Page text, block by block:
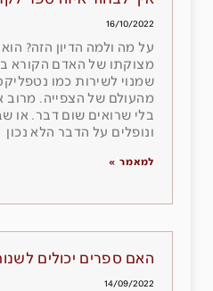
16/10/2022
על מה ולמה הדיון הזה?
מצוקתו של האדם הקורא
שמנוי לשירות כמו
מהעולם של הצפייה. מרוב
בלי שרואים שום דבר. או
ונופלים על הדבר הלא נכון
למאמר »
האם ספרים יכולים
14/09/2022